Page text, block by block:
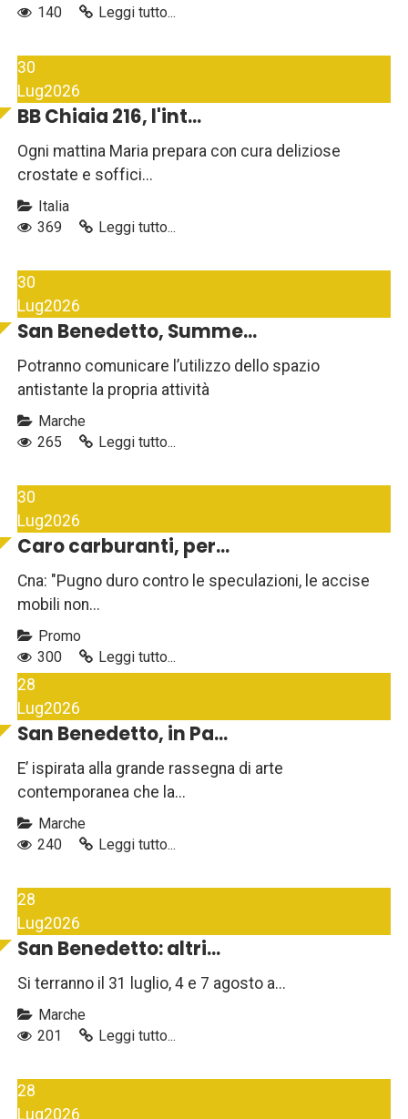
140
Leggi tutto...
30
Lug2026
BB Chiaia 216, l'int...
Ogni mattina Maria prepara con cura deliziose
crostate e soffici...
Italia
369
Leggi tutto...
30
Lug2026
San Benedetto, Summe...
Potranno comunicare l’utilizzo dello spazio
antistante la propria attività
Marche
265
Leggi tutto...
30
Lug2026
Caro carburanti, per...
Cna: "Pugno duro contro le speculazioni, le accise
mobili non...
Promo
300
Leggi tutto...
28
Lug2026
San Benedetto, in Pa...
E’ ispirata alla grande rassegna di arte
contemporanea che la...
Marche
240
Leggi tutto...
28
Lug2026
San Benedetto: altri...
Si terranno il 31 luglio, 4 e 7 agosto a...
Marche
201
Leggi tutto...
28
Lug2026